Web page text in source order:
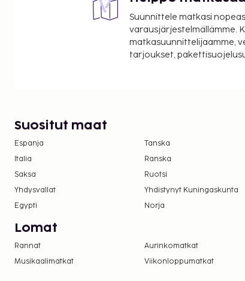
Lontoo (STN-Stansted) - 120,7 km / 75 mi
Majoituspaikan veloittamaan hintaan
Suunnittele matkasi
varausjärjestelmällämme.
matkasuunnittelijaamme,
tarjoukset,
Suositut maat
Espanja Tanska
Italia
Ranska
Saksa
Ruotsi
Yhdysvallat
Yhdistynyt Kuningaskunta
Egypti
Norja
Lomat
Rannat Aurinkomatkat
Musikaalimatkat
Viikonloppumatkat